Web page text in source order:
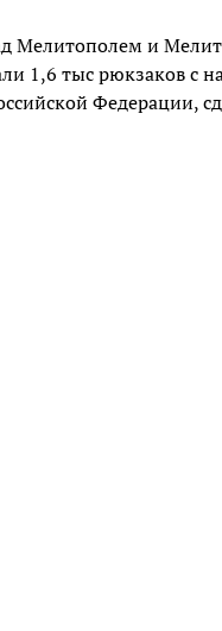
Мелитополем и
1,6 тыс рюкзаков с
Федерации,